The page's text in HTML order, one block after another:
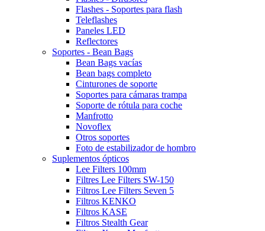
Flashes - Soportes para flash
Teleflashes
Paneles LED
Reflectores
Soportes - Bean Bags
Bean Bags vacías
Bean bags completo
Cinturones de soporte
Soportes para cámaras trampa
Soporte de rótula para coche
Manfrotto
Novoflex
Otros soportes
Foto de estabilizador de hombro
Suplementos ópticos
Lee Filters 100mm
Filtres Lee Filters SW-150
Filtros Lee Filters Seven 5
Filtros KENKO
Filtros KASE
Filtros Stealth Gear